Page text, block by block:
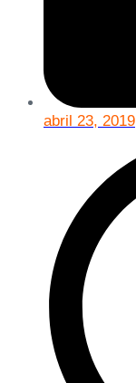
abril 23, 2019